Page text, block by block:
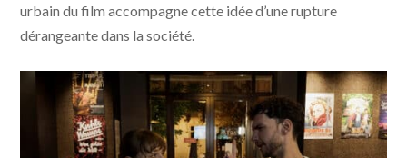
urbain du film accompagne cette idée d’une rupture
dérangeante dans la société.